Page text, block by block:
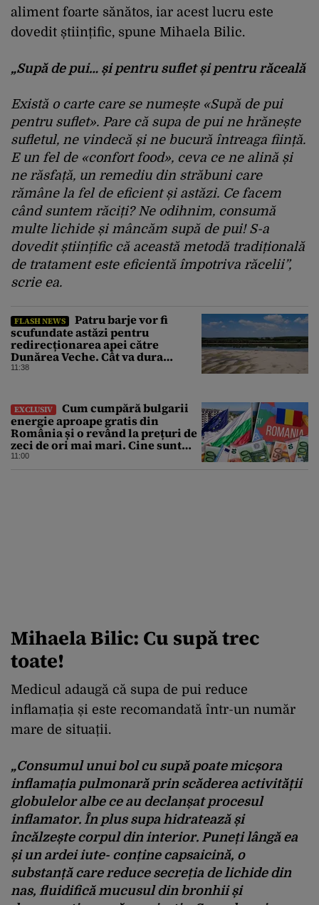
aliment foarte sănătos, iar acest lucru este
dovedit științific, spune Mihaela Bilic.
„Supă de pui… și pentru suflet și pentru răceală
Există o carte care se numește «Supă de pui
pentru suflet». Pare că supa de pui ne hrănește
sufletul, ne vindecă și ne bucură întreaga ființă.
E un fel de «confort food», ceva ce ne alină și
ne răsfață, un remediu din străbuni care
rămâne la fel de eficient și astăzi. Ce facem
când suntem răciți? Ne odihnim, consumă
multe lichide și mâncăm supă de pui! S-a
dovedit științific că această metodă tradițională
de tratament este eficientă împotriva răcelii”,
scrie ea.
FLASH NEWS
Patru barje vor fi
scufundate astăzi pentru
redirecționarea apei către
Dunărea Veche. Cât va dura
operațiunea
11:38
EXCLUSIV
Cum cumpără bulgarii
energie aproape gratis din
România și o revând la prețuri de
zeci de ori mai mari. Cine sunt
noii „băieți deștepți” din energie
11:00
Mihaela Bilic: Cu supă trec
toate!
Medicul adaugă că supa de pui reduce
inflamația și este recomandată într-un număr
mare de situații.
„Consumul unui bol cu supă poate micșora
inflamația pulmonară prin scăderea activității
globulelor albe ce au declanșat procesul
inflamator. În plus supa hidratează și
încălzește corpul din interior. Puneți lângă ea
și un ardei iute- conține capsaicină, o
substanță care reduce secreția de lichide din
nas, fluidifică mucusul din bronhii și